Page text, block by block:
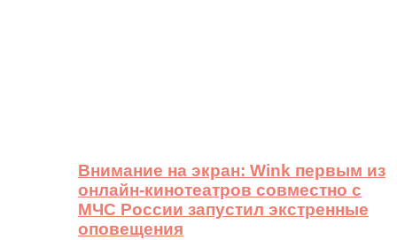
Внимание на экран: Wink первым из
онлайн-кинотеатров совместно с
МЧС России запустил экстренные
оповещения